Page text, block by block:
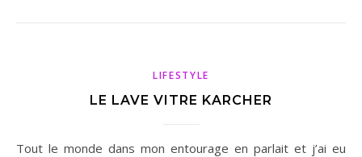
LIFESTYLE
LE LAVE VITRE KARCHER
Tout le monde dans mon entourage en parlait et j’ai eu